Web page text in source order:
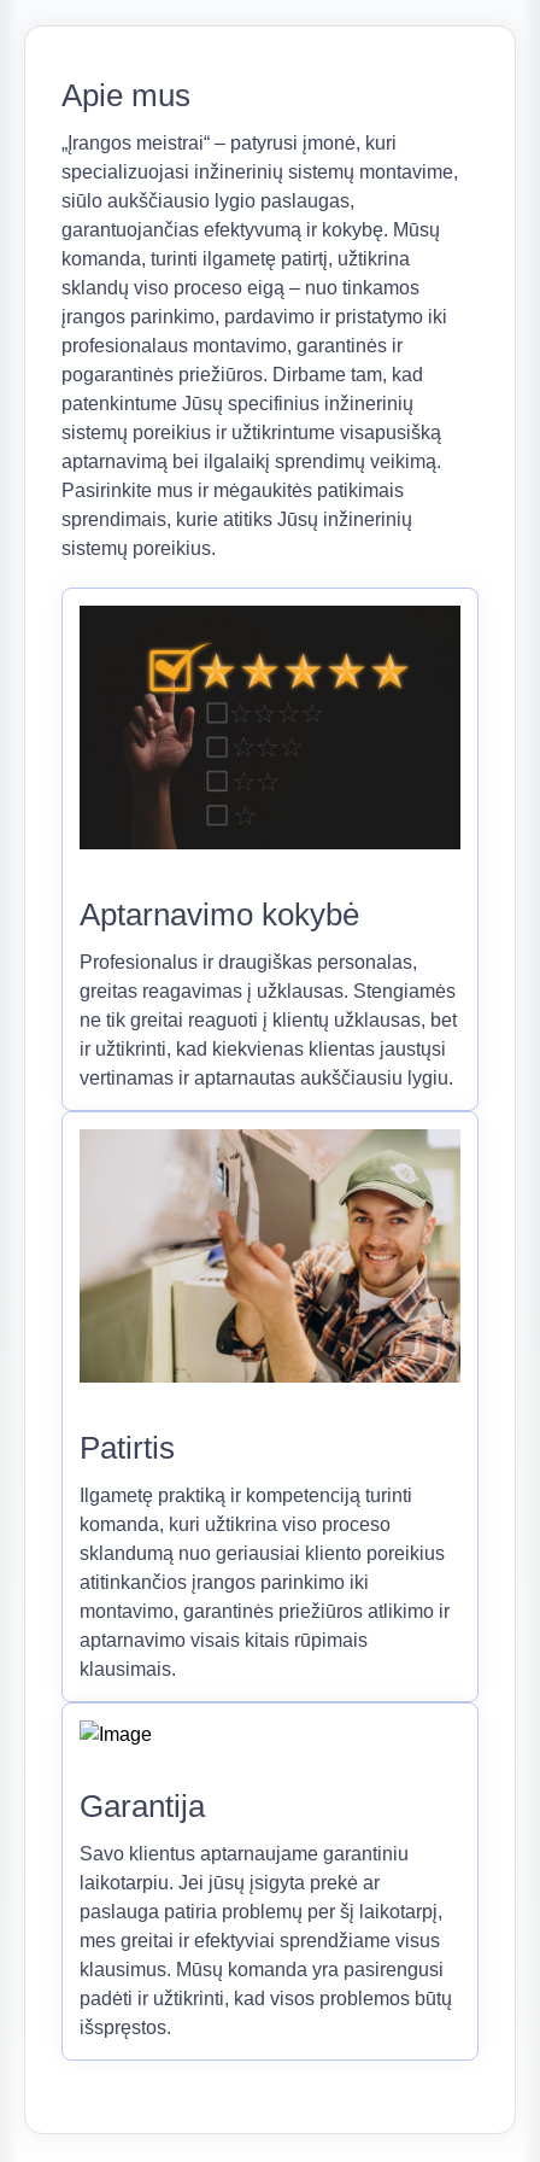
(11)
(18)
(18)
(2)
(6)
(8)
(2)
Apie mus
„Įrangos meistrai“ – patyrusi įmonė, kuri
specializuojasi inžinerinių sistemų montavime,
siūlo aukščiausio lygio paslaugas,
garantuojančias efektyvumą ir kokybę. Mūsų
komanda, turinti ilgametę patirtį, užtikrina
sklandų viso proceso eigą – nuo tinkamos
įrangos parinkimo, pardavimo ir pristatymo iki
profesionalaus montavimo, garantinės ir
pogarantinės priežiūros. Dirbame tam, kad
patenkintume Jūsų specifinius inžinerinių
sistemų poreikius ir užtikrintume visapusišką
aptarnavimą bei ilgalaikį sprendimų veikimą.
Pasirinkite mus ir mėgaukitės patikimais
sprendimais, kurie atitiks Jūsų inžinerinių
sistemų poreikius.
Aptarnavimo kokybė
Profesionalus ir draugiškas personalas,
greitas reagavimas į užklausas. Stengiamės
ne tik greitai reaguoti į klientų užklausas, bet
ir užtikrinti, kad kiekvienas klientas jaustųsi
vertinamas ir aptarnautas aukščiausiu lygiu.
Patirtis
Ilgametę praktiką ir kompetenciją turinti
komanda, kuri užtikrina viso proceso
sklandumą nuo geriausiai kliento poreikius
atitinkančios įrangos parinkimo iki
montavimo, garantinės priežiūros atlikimo ir
aptarnavimo visais kitais rūpimais
klausimais.
Garantija
Savo klientus aptarnaujame garantiniu
laikotarpiu. Jei jūsų įsigyta prekė ar
paslauga patiria problemų per šį laikotarpį,
mes greitai ir efektyviai sprendžiame visus
klausimus. Mūsų komanda yra pasirengusi
padėti ir užtikrinti, kad visos problemos būtų
išspręstos.